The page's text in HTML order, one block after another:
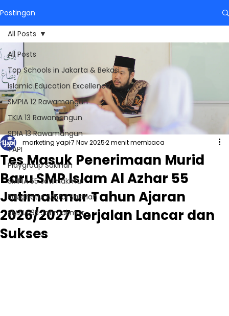
Postingan
All Posts
Top Schools in Jakarta & Bekasi
Islamic Education Excellence
SMPIA 12 Rawamangun
TKIA 13 Rawamangun
SDIA 13 Rawamangun
YAPI
Playgroup Sakinah
SMPIA 55 Jatimakmur
Raudhatul Athfal Sakinah
SMAIA 33 Jatimakmur
All Posts
Tes Masuk Penerimaan Murid
Baru SMP Islam Al Azhar 55
Jatimakmur Tahun Ajaran
2026/2027 Berjalan Lancar dan
Sukses
marketing yapi7 Nov 20252 menit membaca